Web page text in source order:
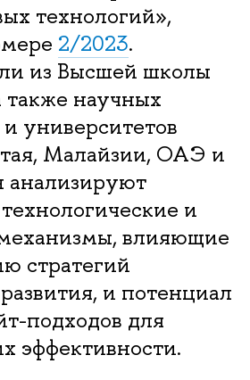
технологий»,
2/2023.
из Высшей школы
также научных
университетов
Малайзии, ОАЭ и
анализируют
и
влияющие
стратегий
и потенциал
подходов для
эффективности.